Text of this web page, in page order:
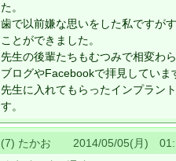
た。
歯で以前嫌な思いをした私ですが
ことができました。
先生の後輩たちもむつみで相変わ
ブログやFacebookで拝見していま
先生に入れてもらったインプラン
す。
(7) たかお 2014/05/05(月)